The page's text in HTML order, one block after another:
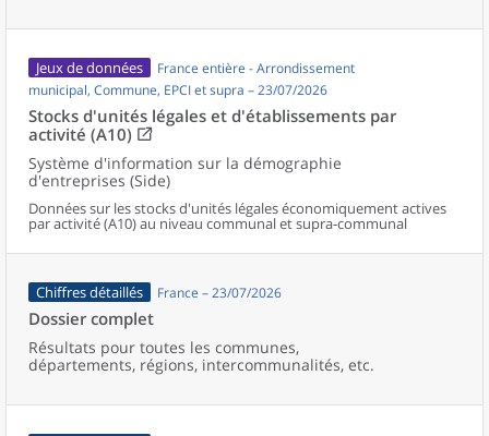
Jeux de données
France entière - Arrondissement
municipal, Commune, EPCI et supra – 23/07/2026
Stocks d'unités légales et d'établissements par
activité (A10)
Système d'information sur la démographie
d'entreprises (Side)
Données sur les stocks d'unités légales économiquement actives
par activité (A10) au niveau communal et supra-communal
Chiffres détaillés France – 23/07/2026
Dossier complet
Résultats pour toutes les communes,
départements, régions, intercommunalités, etc.